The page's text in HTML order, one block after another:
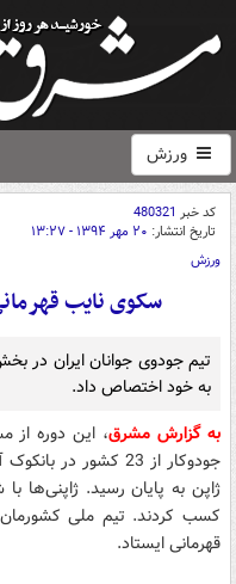
ورزش
کد خبر 480321
تاریخ انتشار: ۲۰ مهر ۱۳۹۴ - ۱۳:۲۷
ورزش
سکوی نایب
تیم جودوی جوانان ایران در
به خود اختصاص داد.
به گزارش مشرق
جودوکار از 23 کشور
ژاپن به پایان رسید. ژاپنی‌ها
کسب کردند. تیم ملی
قهرمانی ایستاد.